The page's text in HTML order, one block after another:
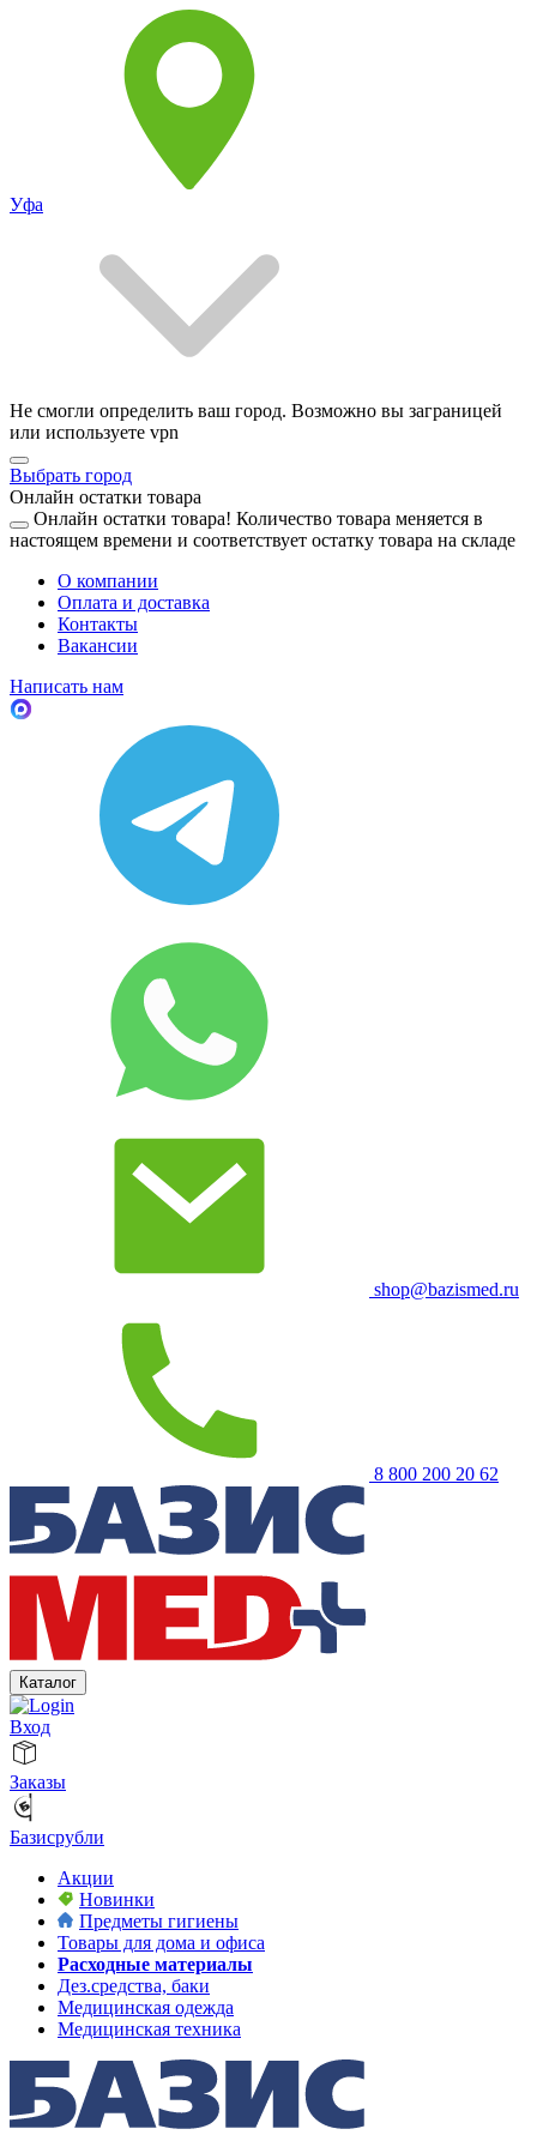
Уфа
Не смогли определить ваш город. Возможно вы заграницей
или используете vpn
Выбрать город
Онлайн остатки товара
Онлайн остатки товара! Количество товара меняется в
настоящем времени и соответствует остатку товара на складе
О компании
Оплата и доставка
Контакты
Вакансии
Написать нам
shop@bazismed.ru
8 800 200 20 62
Каталог
Вход
Заказы
Базисрубли
Акции
Новинки
Предметы гигиены
Товары для дома и офиса
Расходные материалы
Дез.средства, баки
Медицинская одежда
Медицинская техника